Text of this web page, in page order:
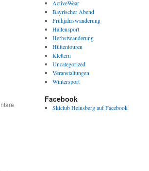
ActiveWear
Bayrischer Abend
Frühjahrswanderung
Hallensport
Herbstwanderung
Hüttentouren
Klettern
Uncategorized
Veranstaltungen
Wintersport
Facebook
Skiclub Heinsberg auf Facebook